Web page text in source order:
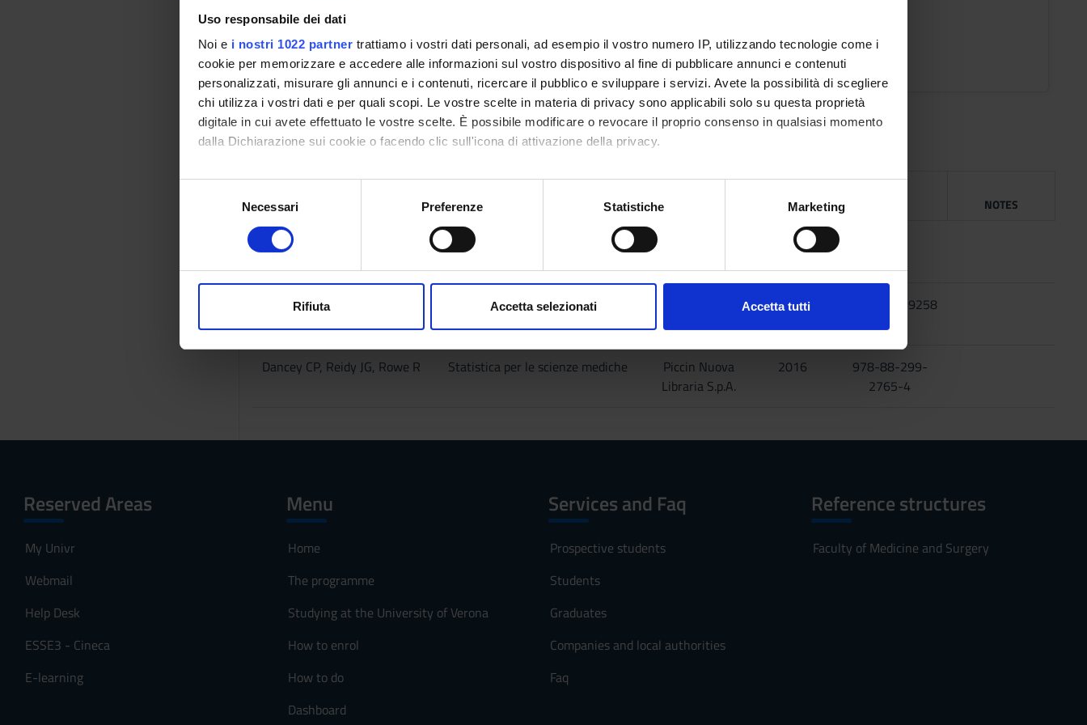
Uso responsabile dei dati
Noi e i nostri 1022 partner trattiamo i vostri dati personali, ad esempio il vostro numero IP, utilizzando tecnologie come i
cookie per memorizzare e accedere alle informazioni sul vostro dispositivo al fine di pubblicare annunci e contenuti
personalizzati, misurare gli annunci e i contenuti, ricercare il pubblico e sviluppare i servizi. Avete la possibilità di scegliere
chi utilizza i vostri dati e per quali scopi. Le vostre scelte in materia di privacy sono applicabili solo su questa proprietà
digitale in cui avete effettuato le vostre scelte. È possibile modificare o revocare il proprio consenso in qualsiasi momento
dalla Dichiarazione sui cookie o facendo clic sull'icona di attivazione della privacy.
Con il tuo consenso, vorremmo anche:
raccogliere informazioni sulla tua posizione geografica, con un'approssimazione di qualche metro,
digitali).
modificare o ritirare il tuo consenso in qualsiasi momento dalla Dichiarazione sui cookie.
di analisi dei dati web, pubblicità e social media, i quali potrebbero combinarle con altre informazioni che hai fornito loro o
e
o
Necessari Preferenze Statistiche Marketing
Rifiuta Accetta selezionati Accetta tutti
Lucia Cazzoletti
Lessons timetable Lessons timetable
Bibliography
Reference texts
AUTHOR YEAR NOTES
Verlato G, Zanolin ME
Esercizi di Statistica Medica,
Libreria Cortina
2000
Glantz SA
Statistica per Discipline
Biomediche (Edizione 6)
2007 9788838639258
Dancey CP, Reidy JG, Rowe R Statistica per le scienze mediche
Piccin Nuova
Libraria S.p.A.
2016
978-88-299-
2765-4
Reserved Areas
My Univr
Webmail
Help Desk
ESSE3 - Cineca
E-learning
Menu
Home
The programme
Studying at the University of Verona
How to enrol
How to do
Dashboard
Services and Faq
Prospective students
Students
Graduates
Companies and local authorities
Faq
Reference structures
Faculty of Medicine and Surgery